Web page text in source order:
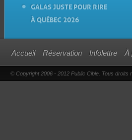
GALAS JUSTE POUR RIRE
À QUÉBEC 2026
Accueil Réservation Infolettre À
© Copyright 2006 - 2012 Public Cible. Tous